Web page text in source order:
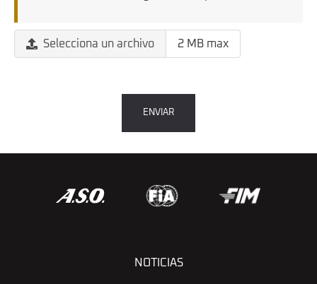
Selecciona un archivo 2 MB max
ENVIAR
NOTICIAS